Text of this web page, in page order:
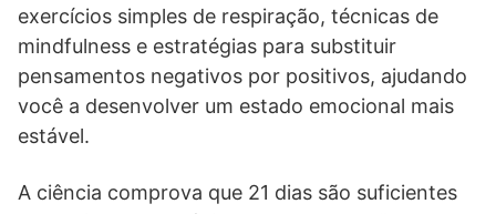
exercícios simples de respiração, técnicas de
mindfulness e estratégias para substituir
pensamentos negativos por positivos, ajudando
você a desenvolver um estado emocional mais
estável.
A ciência comprova que 21 dias são suficientes